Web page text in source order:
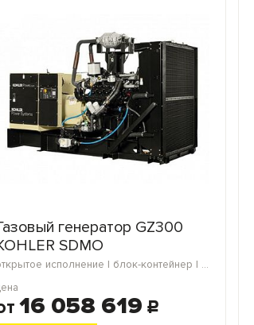
генератор GZ300
SDMO
открытое исполнение | блок-контейнер | морской контейнер | в кожухе
16 058 619 c